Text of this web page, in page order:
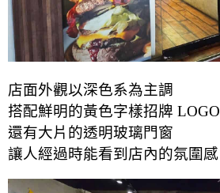
店面外觀以深色系為主調
搭配鮮明的黃色字樣招牌 LOGO
還有大片的透明玻璃門窗
讓人經過時能看到店內的氛圍感